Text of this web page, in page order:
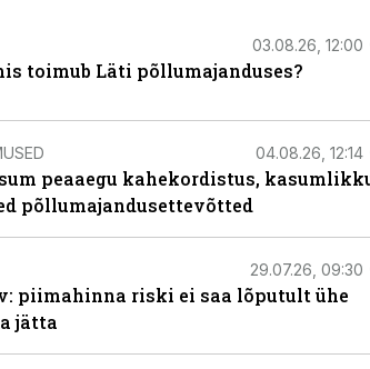
03.08.26, 12:00
toimub Läti põllumajanduses?
04.08.26, 12:14
peaaegu kahekordistus,
põllumajandusettevõtted
29.07.26, 09:30
piimahinna riski ei saa lõputult ühe
jätta